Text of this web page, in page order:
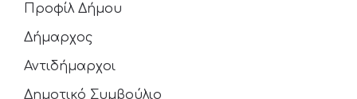
Προφίλ Δήμου
Δήμαρχος
Αντιδήμαρχοι
Δημοτικό Συμβούλιο